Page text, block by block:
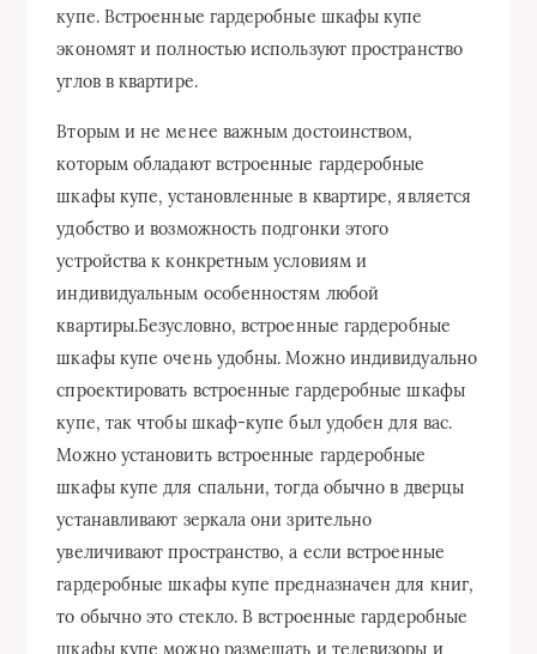
купе. Встроенные гардеробные шкафы купе
экономят и полностью используют пространство
углов в квартире.
Вторым и не менее важным достоинством,
которым обладают встроенные гардеробные
шкафы купе, установленные в квартире, является
удобство и возможность подгонки этого
устройства к конкретным условиям и
индивидуальным особенностям любой
квартиры.Безусловно, встроенные гардеробные
шкафы купе очень удобны. Можно индивидуально
спроектировать встроенные гардеробные шкафы
купе, так чтобы шкаф-купе был удобен для вас.
Можно установить встроенные гардеробные
шкафы купе для спальни, тогда обычно в дверцы
устанавливают зеркала они зрительно
увеличивают пространство, а если встроенные
гардеробные шкафы купе предназначен для книг,
то обычно это стекло. В встроенные гардеробные
шкафы купе можно размещать и телевизоры и